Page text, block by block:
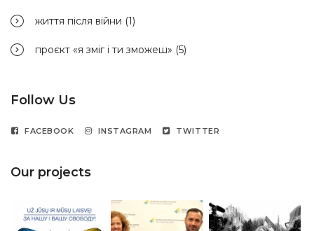
життя після війни (1)
проєкт «я зміг і ти зможеш» (5)
Follow Us
FACEBOOK INSTAGRAM TWITTER
Our projects